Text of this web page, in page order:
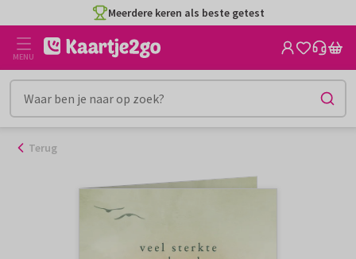
naar
inhoud
Meerdere keren als beste getest
MENU
Terug